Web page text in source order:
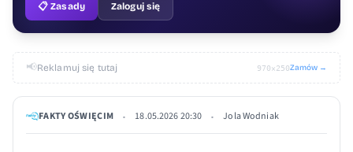
📋 Zasady
Zaloguj się
📢Reklamuj się tutaj 970×250Zamów →
FAKTY OŚWIĘCIM • 18.05.2026 20:30 • Jola Wodniak